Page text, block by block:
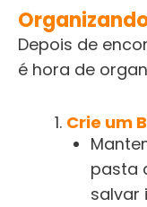
Depois de
é hora de
Crie um
pasta
salvar